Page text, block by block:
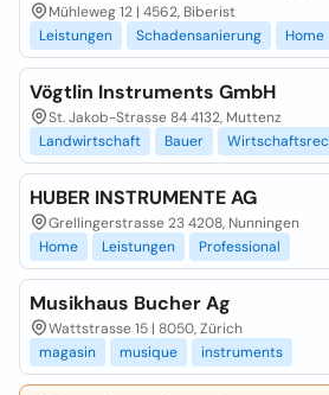
Mühleweg 12 | 4562, Biberist
Leistungen
Schadensanierung Home
Vögtlin Instruments GmbH
St. Jakob-Strasse 84 4132, Muttenz
Landwirtschaft
Bauer
HUBER INSTRUMENTE AG
Grellingerstrasse 23 4208, Nunningen
Home
Leistungen Professional
Musikhaus Bucher Ag
Wattstrasse 15 | 8050, Zürich
magasin
musique instruments